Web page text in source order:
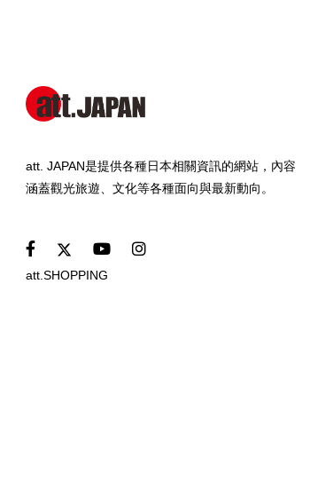
att. JAPAN是提供各種日本相關資訊的網站，內容
涵蓋觀光旅遊、文化等各種面向與最新動向。
att.SHOPPING